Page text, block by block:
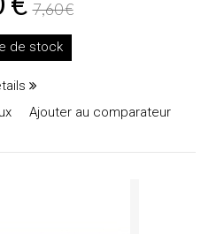
7,60 €
de stock
Ajouter au comparateur